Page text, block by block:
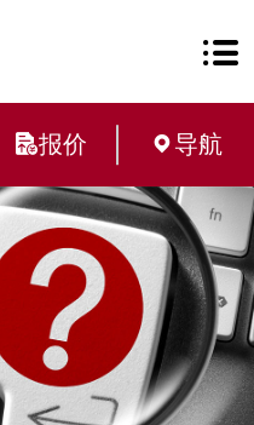
报价 导航